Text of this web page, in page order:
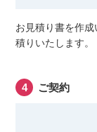
お見積り書を作
積りいたします。
ご契約